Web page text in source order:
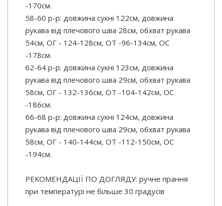
-170см.
58-60 р-р: довжина сукні 122см, довжина
рукава від плечового шва 28см, обхват рукава
54см, ОГ - 124-128см, ОТ -96-134см, OC
-178см.
62-64 р-р: довжина сукні 123см, довжина
рукава від плечового шва 29см, обхват рукава
58см, ОГ - 132-136см, ОТ -104-142см, OC
-186см.
66-68 р-р: довжина сукні 124см, довжина
рукава від плечового шва 29см, обхват рукава
58см, ОГ - 140-144см, ОТ -112-150см, OC
-194см.
РЕКОМЕНДАЦІЇ ПО ДОГЛЯДУ: ручне прання
при температурі не більше 30 градусів